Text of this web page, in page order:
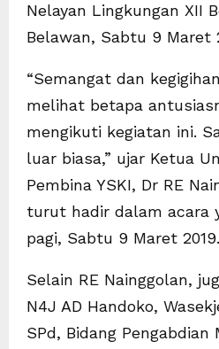
Nelayan Lingkungan XII
Belawan, Sabtu 9 Maret
“Semangat dan
melihat betapa
mengikuti kegiatan ini.
luar biasa,” ujar Ketua
Pembina YSKI, Dr RE
turut hadir dalam acara
pagi, Sabtu 9 Maret 2019.
Selain RE Nainggolan,
N4J AD Handoko,
SPd, Bidang Pengabdian